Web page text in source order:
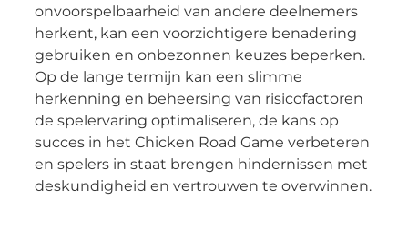
onvoorspelbaarheid van andere deelnemers
herkent, kan een voorzichtigere benadering
gebruiken en onbezonnen keuzes beperken.
Op de lange termijn kan een slimme
herkenning en beheersing van risicofactoren
de spelervaring optimaliseren, de kans op
succes in het Chicken Road Game verbeteren
en spelers in staat brengen hindernissen met
deskundigheid en vertrouwen te overwinnen.